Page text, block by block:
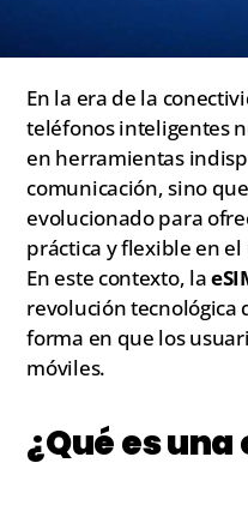
En la era de la
teléfonos inteligentes
en herramientas
comunicación, sino
evolucionado para
práctica y flexible en el
En este contexto, la
revolución tecnológica
forma en que los
móviles.
¿Qué es una